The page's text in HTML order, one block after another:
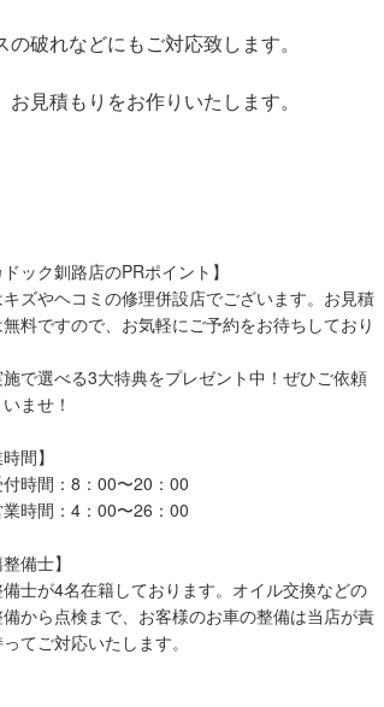
破れなどにもご対応致します。
見積もりをお作りいたします。
ドック釧路店のPRポイント】
ズやヘコミの修理併設店でございます。お見積
無料ですので、お気軽にご予約をお待ちしており
で選べる3大特典をプレゼント中！ぜひご依頼
ませ！
間】
時間：8：00〜20：00
時間：4：00〜26：00
整備士】
備士が4名在籍しております。オイル交換などの
備から点検まで、お客様のお車の整備は当店が責
てご対応いたします。